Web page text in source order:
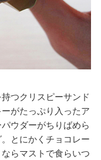
つクリスピーサンド
がたっぷり入ったア
ウダーがちりばめら
とにかくチョコレー
らマストで食らいつ